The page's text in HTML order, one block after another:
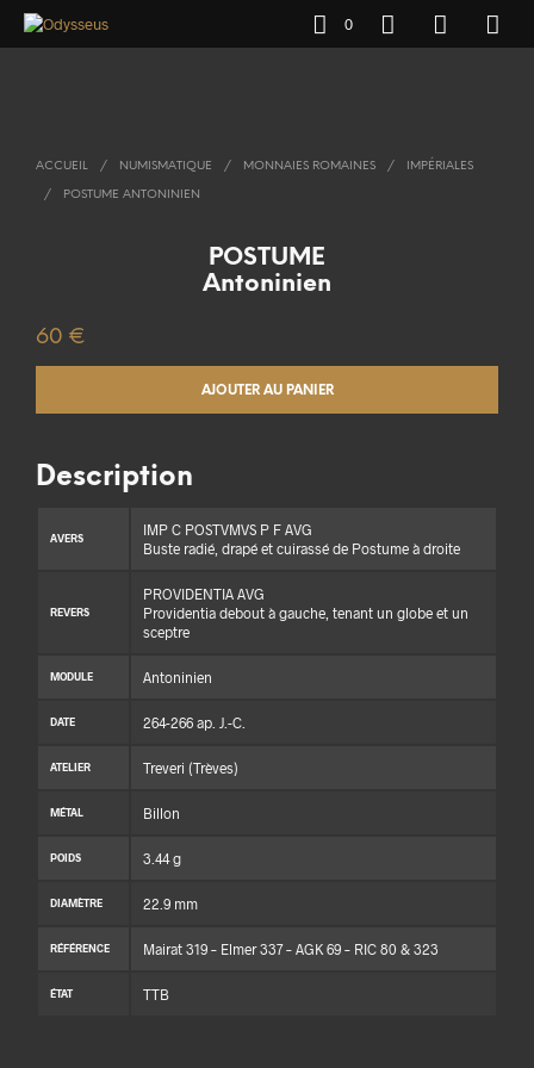
0
ACCUEIL / NUMISMATIQUE / MONNAIES ROMAINES / IMPÉRIALES
/ POSTUME ANTONINIEN
POSTUME
Antoninien
60 €
AJOUTER AU PANIER
Description
AVERS
IMP C POSTVMVS P F AVG
Buste radié, drapé et cuirassé de Postume à droite
REVERS
PROVIDENTIA AVG
Providentia debout à gauche, tenant un globe et un
sceptre
MODULE Antoninien
DATE 264-266 ap. J.-C.
ATELIER Treveri (Trèves)
MÉTAL Billon
POIDS 3.44 g
DIAMÈTRE 22.9 mm
RÉFÉRENCE Mairat 319 – Elmer 337 – AGK 69 – RIC 80 & 323
ÉTAT TTB